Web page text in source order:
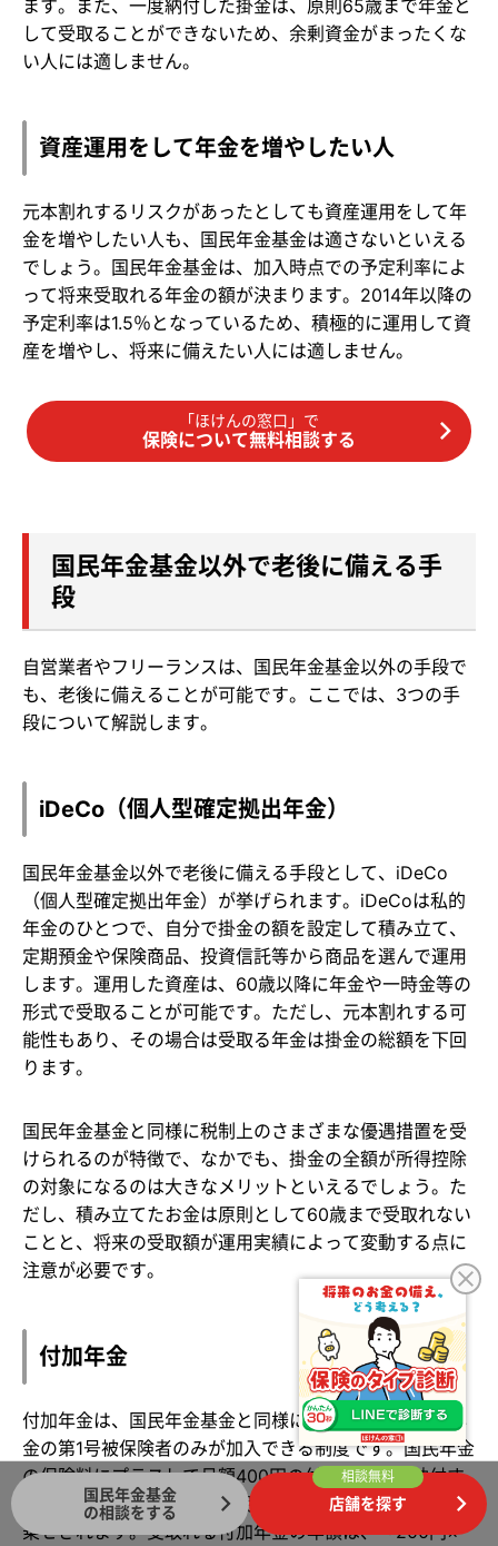
ます。また、一度納付した掛金は、原則65歳まで年金と
して受取ることができないため、余剰資金がまったくな
い人には適しません。
資産運用をして年金を増やしたい人
元本割れするリスクがあったとしても資産運用をして年
金を増やしたい人も、国民年金基金は適さないといえる
でしょう。国民年金基金は、加入時点での予定利率によ
って将来受取れる年金の額が決まります。2014年以降の
予定利率は1.5％となっているため、積極的に運用して資
産を増やし、将来に備えたい人には適しません。
「ほけんの窓口」で
保険について無料相談する
国民年金基金以外で老後に備える手
段
自営業者やフリーランスは、国民年金基金以外の手段で
も、老後に備えることが可能です。ここでは、3つの手
段について解説します。
iDeCo（個人型確定拠出年金）
国民年金基金以外で老後に備える手段として、iDeCo
（個人型確定拠出年金）が挙げられます。iDeCoは私的
年金のひとつで、自分で掛金の額を設定して積み立て、
定期預金や保険商品、投資信託等から商品を選んで運用
します。運用した資産は、60歳以降に年金や一時金等の
形式で受取ることが可能です。ただし、元本割れする可
能性もあり、その場合は受取る年金は掛金の総額を下回
ります。
国民年金基金と同様に税制上のさまざまな優遇措置を受
けられるのが特徴で、なかでも、掛金の全額が所得控除
の対象になるのは大きなメリットといえるでしょう。た
だし、積み立てたお金は原則として60歳まで受取れない
ことと、将来の受取額が運用実績によって変動する点に
注意が必要です。
付加年金
付加年金は、国民年金基金と同様に、原則として国民年
金の第1号被保険者のみが加入できる制度です。国民年金
の保険料にプラスして月額400円の付加保険料を納付す
ることで、将来受取れる国民年金の金額に付加年金が上
乗せされます。受取れる付加年金の年額は、「200円×
国民年金基金
の相談をする
店舗を探す
相談無料